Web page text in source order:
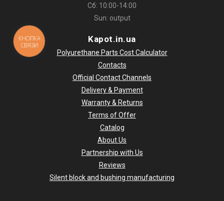
Сб: 10:00-14:00
Sun: output
Kapot.in.ua
Polyurethane Parts Cost Calculator
Contacts
Official Contact Channels
Delivery & Payment
Warranty & Returns
Terms of Offer
Catalog
About Us
Partnership with Us
Reviews
Silent block and bushing manufacturing
КНОПКА
СВЯЗИ